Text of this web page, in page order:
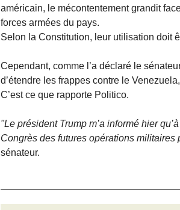
américain, le mécontentement grandit
forces armées du pays.
Selon la Constitution, leur utilisation doit
Cependant, comme l’a déclaré le
d’étendre les frappes contre le
C’est ce que rapporte Politico.
"Le président Trump m’a informé hier
Congrès des futures opérations
sénateur.